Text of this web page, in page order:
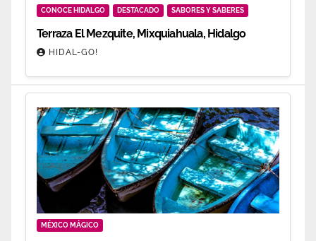
CONOCE HIDALGO DESTACADO SABORES Y SABERES
Terraza El Mezquite, Mixquiahuala, Hidalgo
HIDAL-GO!
MÉXICO MÁGICO